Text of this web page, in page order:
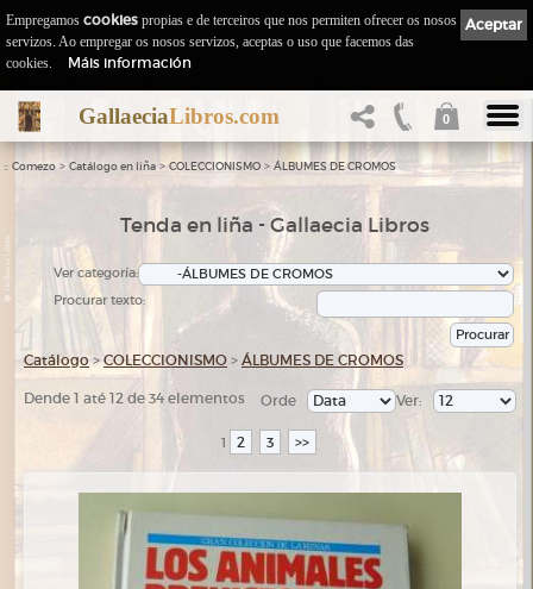
GallaeciaLibros.com 0
:: Comezo > Catálogo en liña > COLECCIONISMO > ÁLBUMES DE CROMOS
Tenda en liña - Gallaecia Libros
Ver categoría:
Procurar texto:
Catálogo >COLECCIONISMO > ÁLBUMES DE CROMOS
Dende 1 até 12 de 34 elementos Ver:
Orde
1 2 3 >>
Aceptar
Empregamos cookies propias e de terceiros que nos permiten ofrecer os nosos
servizos. Ao empregar os nosos servizos, aceptas o uso que facemos das
cookies.
Máis información